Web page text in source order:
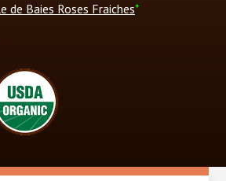
de Baies Roses Fraiches*